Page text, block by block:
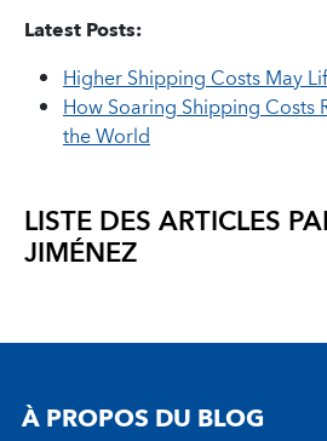
Latest Posts:
Higher Shipping Costs May
How Soaring Shipping Costs
the World
LISTE DES ARTICLES
JIMÉNEZ
À PROPOS DU BLOG